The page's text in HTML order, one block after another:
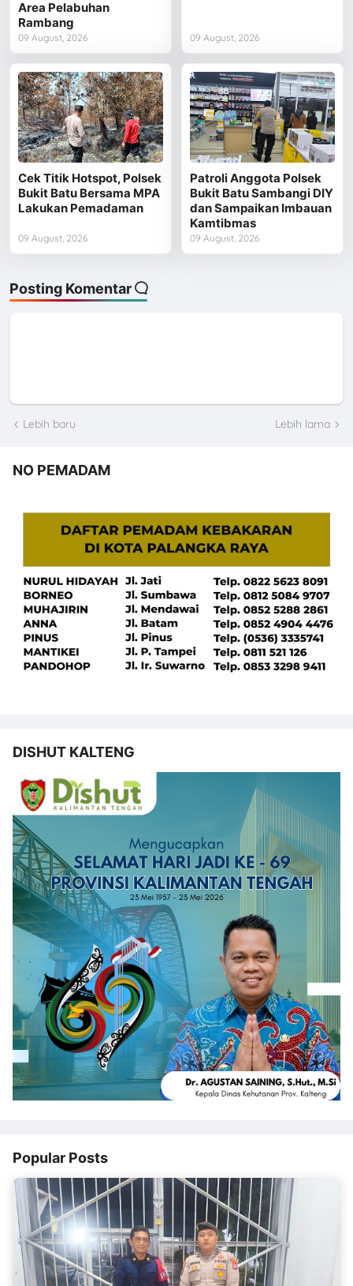
Area Pelabuhan
Rambang
09 August, 2026 09 August, 2026
Cek Titik Hotspot, Polsek
Bukit Batu Bersama MPA
Lakukan Pemadaman
09 August, 2026
Patroli Anggota Polsek
Bukit Batu Sambangi DIY
dan Sampaikan Imbauan
Kamtibmas
09 August, 2026
Posting Komentar
Lebih baru Lebih lama
NO PEMADAM
DISHUT KALTENG
Popular Posts